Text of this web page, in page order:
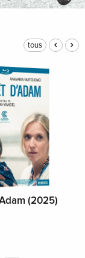
tous
(2025)